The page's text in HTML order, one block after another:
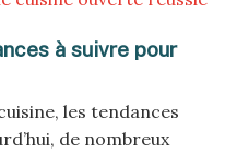
à suivre pour
les tendances
de nombreux